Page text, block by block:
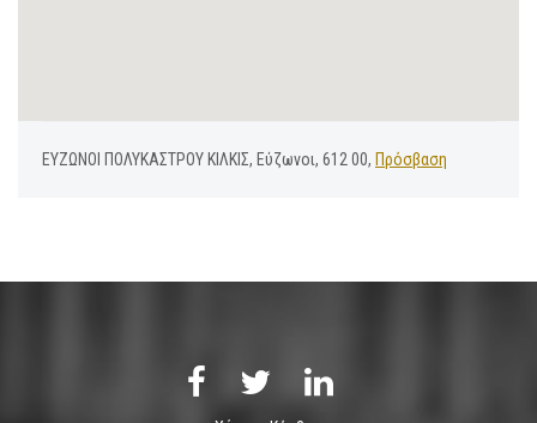
ΕΥΖΩΝΟΙ ΠΟΛΥΚΑΣΤΡΟΥ ΚΙΛΚΙΣ, Εύζωνοι, 612 00, Πρόσβαση